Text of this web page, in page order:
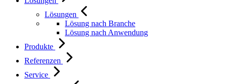
Lösungen
Lösung nach Branche
Lösung nach Anwendung
Produkte
Referenzen
Service